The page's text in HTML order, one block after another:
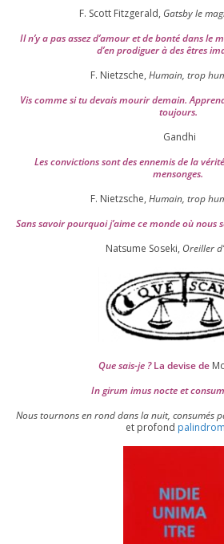
F. Scott Fitzgerald, Gatsby le
Il n’y a pas assez d’a­mour et de bon­té dans le
d’en pro­di­guer à des êtres
F. Nietzsche, Humain, trop
Vis comme si tu devais mou­rir demain.
toujours.
Gandhi
Les convic­tions sont des enne­mis de la
mensonges.
F. Nietzsche, Humain, trop
Sans savoir pour­quoi j’aime ce monde où nous
Natsume Soseki, Oreiller
Que sais-je ?La devise de
In girum imus nocte et
Nous tour­nons en rond dans la nuit, consu­més
et pro­fond